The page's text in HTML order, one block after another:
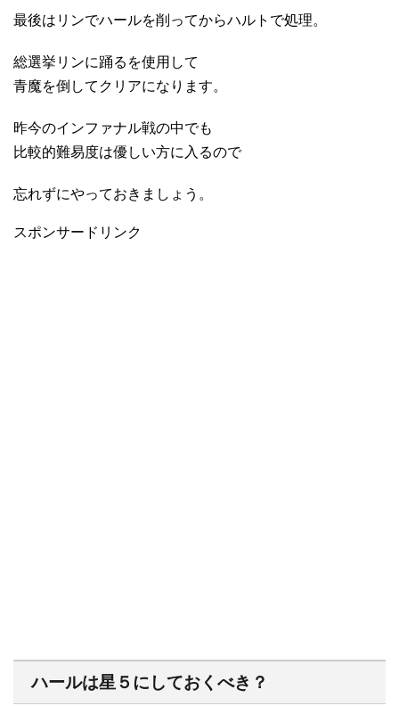
最後はリンでハールを削ってからハルトで処理。
総選挙リンに踊るを使用して
青魔を倒してクリアになります。
昨今のインファナル戦の中でも
比較的難易度は優しい方に入るので
忘れずにやっておきましょう。
スポンサードリンク
ハールは星５にしておくべき？